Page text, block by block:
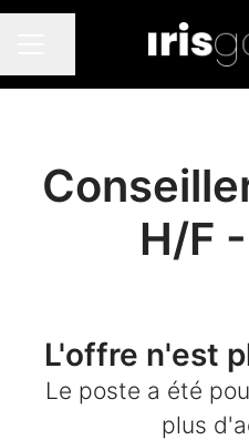
MENU CARRIÈRE
Partager la page
H/F
L'offre n'est
Le poste a été
plus